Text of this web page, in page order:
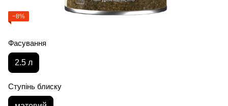
−8%
Фасування
2.5 л
Ступінь блиску